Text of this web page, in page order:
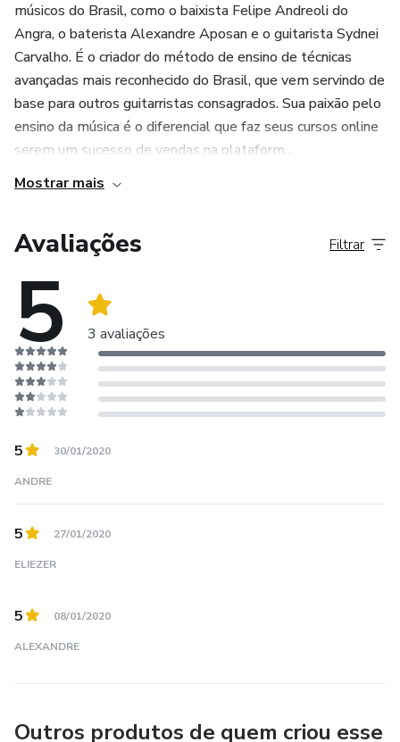
4. Networking e oportunidades de crescimento: Além do
conteúdo teórico e prático, o Viver de Música também
proporciona oportunidades de networking e crescimento
profissional. Os alunos têm a chance de interagir com
outros músicos, trocar experiências, formar parcerias e até
mesmo ter acesso a oportunidades de trabalho e
apresentações. Essa rede de contatos e colaborações
alcançar o sucesso desejado.
músicos do Brasil, como o baixista Felipe Andreoli do
Angra, o baterista Alexandre Aposan e o guitarista Sydnei
Carvalho. É o criador do método de ensino de técnicas
avançadas mais reconhecido do Brasil, que vem servindo de
base para outros guitarristas consagrados. Sua paixão pelo
ensino da música é o diferencial que faz seus cursos online
serem um sucesso de vendas na plataform...
Mostrar mais
Avaliações
5 3 avaliações
Filtrar
5 30/01/2020
ANDRE
5 27/01/2020
ELIEZER
5 08/01/2020
ALEXANDRE
Outros produtos de quem criou esse